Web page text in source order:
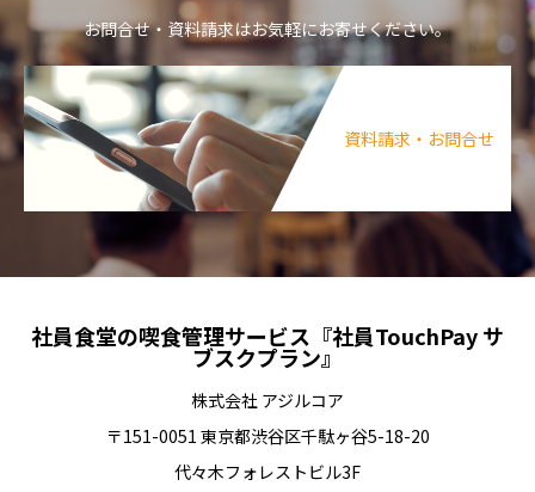
お問合せ・資料請求はお気軽にお寄せください。
資料請求・お問合せ
社員食堂の喫食管理サービス『社員TouchPay サ
ブスクプラン』
株式会社 アジルコア
〒151-0051 東京都渋谷区千駄ヶ谷5-18-20
代々木フォレストビル3F